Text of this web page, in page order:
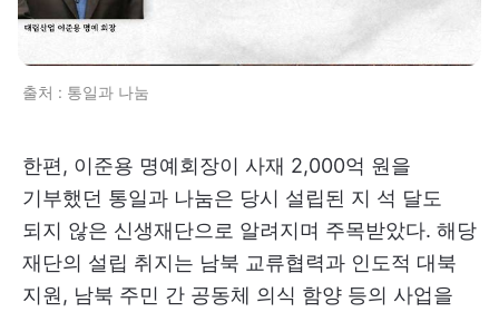
출처 : 통일과 나눔
한편, 이준용 명예회장이 사재 2,000억 원을
기부했던 통일과 나눔은 당시 설립된 지 석 달도
되지 않은 신생재단으로 알려지며 주목받았다. 해당
재단의 설립 취지는 남북 교류협력과 인도적 대북
지원, 남북 주민 간 공동체 의식 함양 등의 사업을